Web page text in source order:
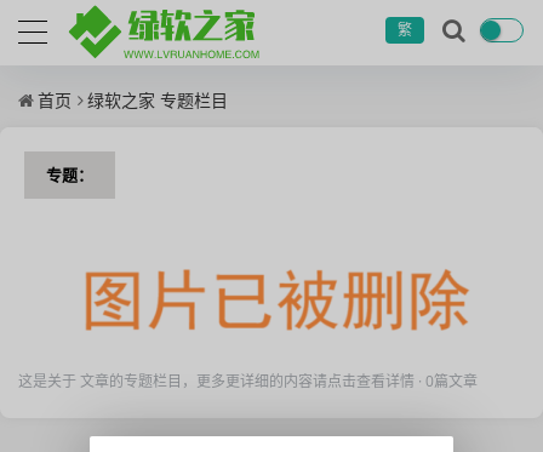
繁
首页 绿软之家 专题栏目
专题：
这是关于 文章的专题栏目，更多更详细的内容请点击查看详情 · 0篇文章